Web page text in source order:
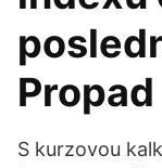
Propad
S kurzovou